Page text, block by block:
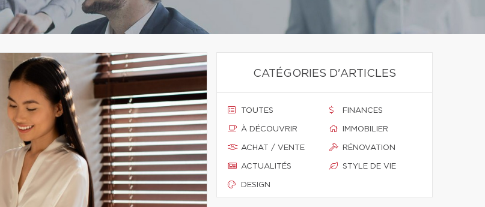
CATÉGORIES D'ARTICLES
TOUTES
À DÉCOUVRIR
ACHAT / VENTE
ACTUALITÉS
DESIGN
FINANCES
IMMOBILIER
RÉNOVATION
STYLE DE VIE